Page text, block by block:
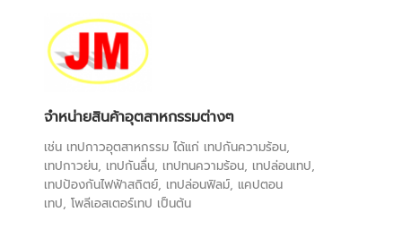
จำหน่ายสินค้าอุตสาหกรรมต่างๆ
เช่น เทปกาวอุตสาหกรรม ได้แก่ เทปกันความร้อน,
เทปกาวย่น, เทปกันลื่น, เทปทนความร้อน, เทปล่อนเทป,
เทปป้องกันไฟฟ้าสถิตย์, เทปล่อนฟิลม์, แคปตอน
เทป, โพลีเอสเตอร์เทป เป็นต้น